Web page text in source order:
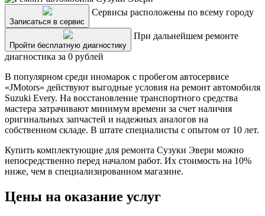
Записаться в сервис
Сервисы расположены по всему городу
Пройти бесплатную диагностику
При дальнейшем ремонте
диагностика за 0 рублей
В популярном среди иномарок с пробегом автосервисе
«JMotors» действуют выгодные условия на ремонт автомобиля
Suzuki Every. На восстановление транспортного средства
мастера затрачивают минимум времени за счет наличия
оригинальных запчастей и надежных аналогов на
собственном складе. В штате специалисты с опытом от 10 лет.
Купить комплектующие для ремонта Сузуки Эвери можно
непосредственно перед началом работ. Их стоимость на 10%
ниже, чем в специализированном магазине.
Цены на оказание услуг